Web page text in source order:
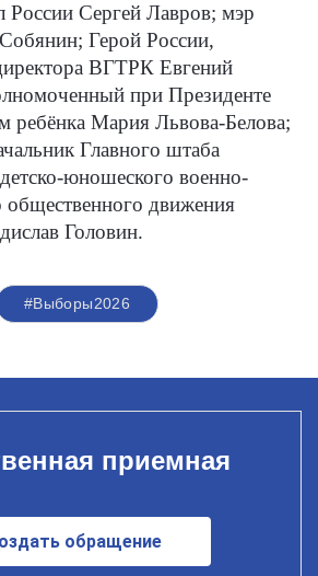
России Сергей Лавров; мэр
Герой России,
ВГТРК Евгений
при Президенте
ребёнка Мария Львова-Белова;
Главного штаба
юношеского военно-
общественного движения
Головин.
#Выборы2026
приемная
обращение